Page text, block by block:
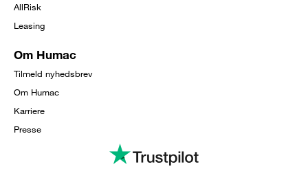
AllRisk
Leasing
Om Humac
Tilmeld nyhedsbrev
Om Humac
Karriere
Presse